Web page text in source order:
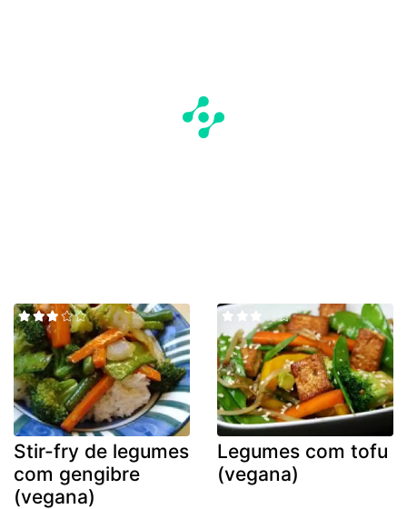
Stir-fry de legumes
com gengibre
(vegana)
Legumes com tofu
(vegana)